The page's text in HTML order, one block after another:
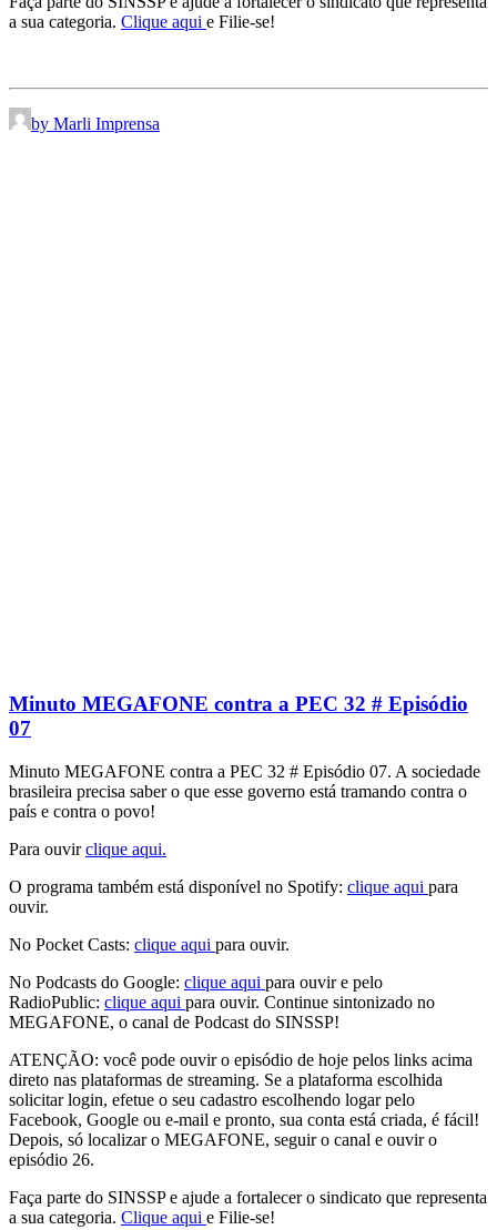
a sua categoria. Clique aqui e Filie-se!
by Marli Imprensa
Minuto MEGAFONE contra a PEC 32 # Episódio
07
Minuto MEGAFONE contra a PEC 32 # Episódio 07. A sociedade
brasileira precisa saber o que esse governo está tramando contra o
país e contra o povo!
Para ouvirclique aqui.
O programa também está disponível no Spotify: clique aqui para
ouvir.
No Pocket Casts: clique aqui para ouvir.
No Podcasts do Google: clique aqui para ouvir e pelo
RadioPublic: clique aqui para ouvir. Continue sintonizado no
MEGAFONE, o canal de Podcast do SINSSP!
ATENÇÃO: você pode ouvir o episódio de hoje pelos links acima
direto nas plataformas de streaming. Se a plataforma escolhida
solicitar login, efetue o seu cadastro escolhendo logar pelo
Facebook, Google ou e-mail e pronto, sua conta está criada, é fácil!
Depois, só localizar o MEGAFONE, seguir o canal e ouvir o
episódio 26.
Faça parte do SINSSP e ajude a fortalecer o sindicato que representa
a sua categoria. Clique aqui e Filie-se!